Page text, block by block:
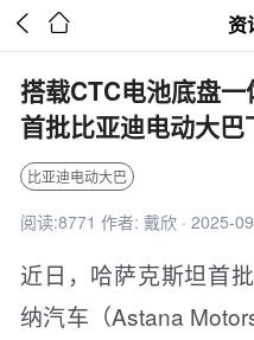
  资
搭载CTC电池底盘
首批比亚迪电动大巴
比亚迪电动大巴
阅读:8771 作者: 戴欣 · 2025-
近日，哈萨克斯坦首
纳汽车（Astana